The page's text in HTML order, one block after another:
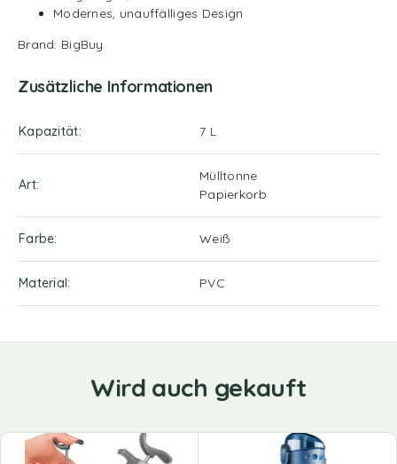
Modernes, unauffälliges Design
Brand: BigBuy
Zusätzliche Informationen
Kapazität 7 L
Art
Mülltonne
Papierkorb
Farbe Weiß
Material PVC
Wird auch gekauft